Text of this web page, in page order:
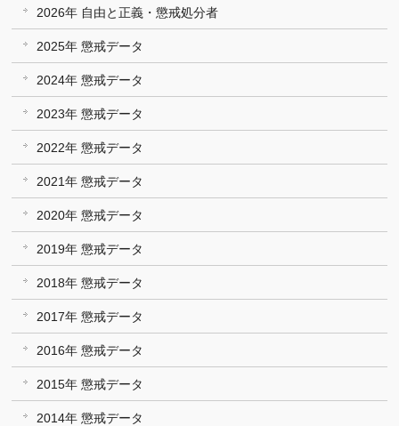
2026年 自由と正義・懲戒処分者
2025年 懲戒データ
2024年 懲戒データ
2023年 懲戒データ
2022年 懲戒データ
2021年 懲戒データ
2020年 懲戒データ
2019年 懲戒データ
2018年 懲戒データ
2017年 懲戒データ
2016年 懲戒データ
2015年 懲戒データ
2014年 懲戒データ